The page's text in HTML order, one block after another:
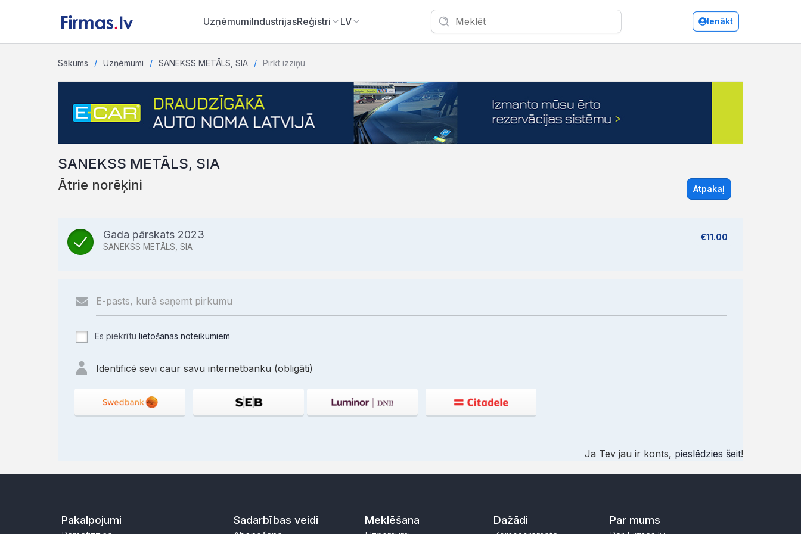
UzņēmumiIndustrijasReģistri LV Ienākt
Sākums Uzņēmumi SANEKSS METĀLS, SIA Pirkt izziņu
SANEKSS METĀLS, SIA
Ātrie norēķini Atpakaļ
Gada pārskats 2023
SANEKSS METĀLS, SIA
€11.00
Es piekrītu lietošanas noteikumiem
Identificē sevi caur savu internetbanku (obligāti)
Ja Tev jau ir konts, pieslēdzies šeit!
Pakalpojumi Sadarbības veidi Meklēšana Dažādi Par mums